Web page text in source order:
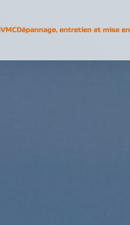
VMCDépannage, entretien et mise